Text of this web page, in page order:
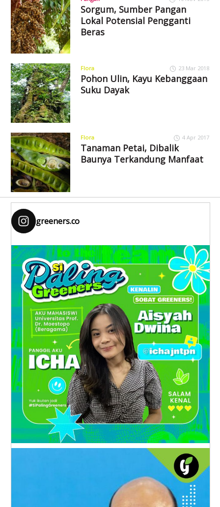
Sorgum, Sumber Pangan
Lokal Potensial Pengganti
Beras
Flora 23 Mar 2018
Pohon Ulin, Kayu Kebanggaan
Suku Dayak
Flora 4 Apr 2017
Tanaman Petai, Dibalik
Baunya Terkandung Manfaat
greeners.co